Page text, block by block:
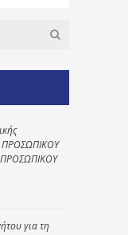
ΠΡΟΣΩΠΙΚΟΥ
για τη